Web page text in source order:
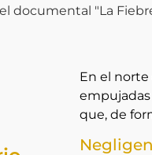
En el norte
empujadas
que, de